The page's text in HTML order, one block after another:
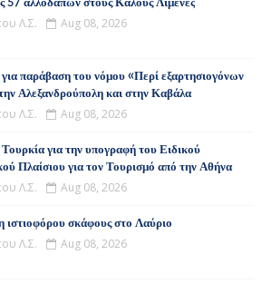
57 αλλοδαπών στους Καλούς Λιμένες
Λ.Σ. Aug 08, 2026
παράβαση του νόμου «Περί εξαρτησιογόνων
Αλεξανδρούπολη και στην Καβάλα
Λ.Σ. Aug 08, 2026
για την υπογραφή του Ειδικού
Πλαίσιου για τον Τουρισμό από την Αθήνα
Λ.Σ. Aug 08, 2026
ιστιοφόρου σκάφους στο Λαύριο
Λ.Σ. Aug 08, 2026